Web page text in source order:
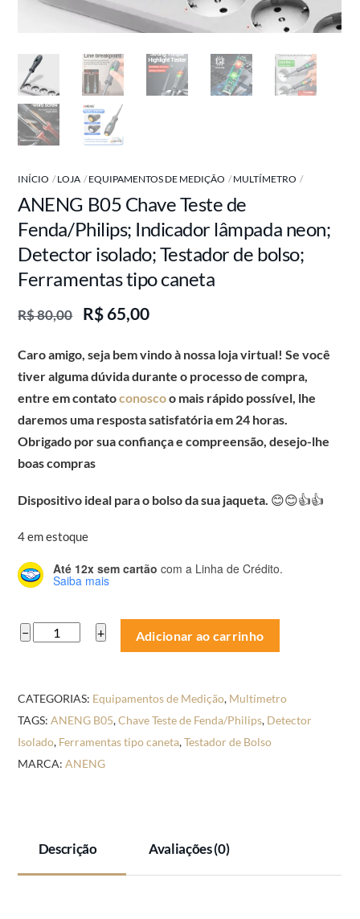
INÍCIO LOJA EQUIPAMENTOS DE MEDIÇÃO MULTÍMETRO
ANENG B05 Chave Teste de
Fenda/Philips; Indicador lâmpada neon;
Detector isolado; Testador de bolso;
Ferramentas tipo caneta
R$80,00
O
original
era:
R$ 80,00.
R$65,00O
atual
é:
R$ 65,00.
Caro amigo, seja bem vindo à nossa loja virtual! Se você
tiver alguma dúvida durante o processo de compra,
entre em contatoconoscoo mais rápido possível, lhe
daremos uma resposta satisfatória em 24 horas.
Obrigado por sua confiança e compreensão, desejo-lhe
boas compras
Dispositivo ideal para o bolso da sua jaqueta. 😊😊👍👍
4 em estoque
Até 12x sem cartão com a Linha de Crédito.
Saiba mais
−
ANENG
Teste
de
Fenda/Philips;
Indicador
isolado;
Testador
+ Adicionar ao carrinho
CATEGORIAS: Equipamentos de Medição, Multímetro
TAGS:ANENG B05,Chave Teste de Fenda/Philips, Detector
Isolado, Ferramentas tipo caneta,Testador de Bolso
MARCA:ANENG
Descrição Avaliações (0)